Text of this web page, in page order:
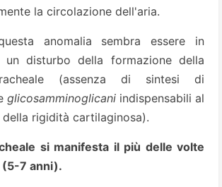
la circolazione dell'aria.
anomalia sembra essere in
un disturbo della formazione della
(assenza di sintesi di
glicosamminoglicani indispensabili al
della rigidità cartilaginosa).
si manifesta il più delle volte
(5-7 anni).